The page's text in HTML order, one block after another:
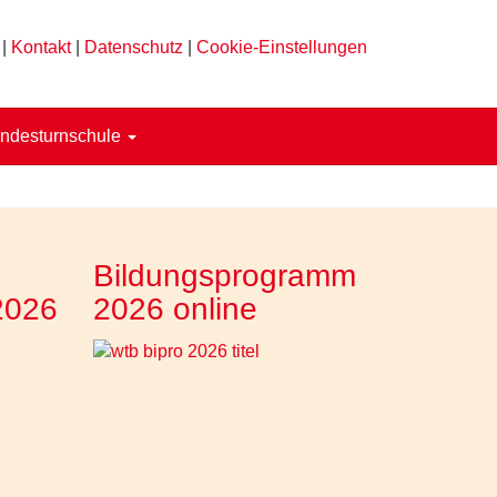
Kontakt| Datenschutz Cookie-Einstellungen
Bildungsprogramm
2026 online